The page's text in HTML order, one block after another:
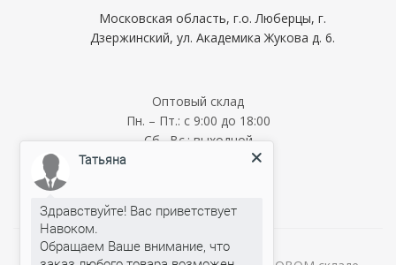
Московская область, г.о. Люберцы, г.
Дзержинский, ул. Академика Жукова д. 6.
Оптовый склад
Пн. – Пт.: с 9:00 до 18:00
Сб., Вс.: выходной
Мелкооптовый склад
Татьяна
Здравствуйте! Вас приветствует
Навоком.
Обращаем Ваше внимание, что